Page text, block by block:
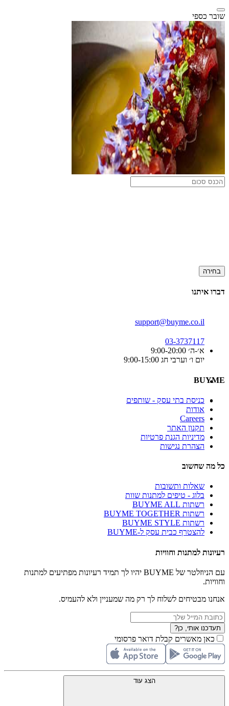
שובר כספי
בחירה
דברו איתנו
support@buyme.co.il
03-3737117
א׳-ה׳ 9:00-20:00
יום ו׳ וערבי חג 9:00-15:00
BUYME
כניסת בתי עסק - שותפים
אודות
Careers
תקנון האתר
מדיניות הגנת פרטיות
הצהרת נגישות
כל מה שחשוב
שאלות ותשובות
בלוג - טיפים למתנות שוות
רשתות BUYME ALL
רשתות BUYME TOGETHER
רשתות BUYME STYLE
להצטרף כבית עסק ל-BUYME
רעיונות למתנות וחוויות
עם הניוזלטר של BUYME יהיו לך תמיד רעיונות מפתיעים למתנות
וחוויות.
אנחנו מבטיחים לשלוח לך רק מה שמעניין ולא להעמיס.
תעדכנו אותי, כן?
כאן מאשרים קבלת דואר פרסומי
הצג עוד